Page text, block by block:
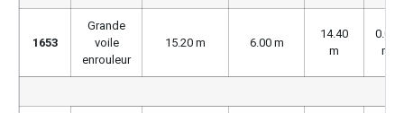
1653
Grande
voile
enrouleur
15.20 m 6.00 m
14.40
m
0.00
m